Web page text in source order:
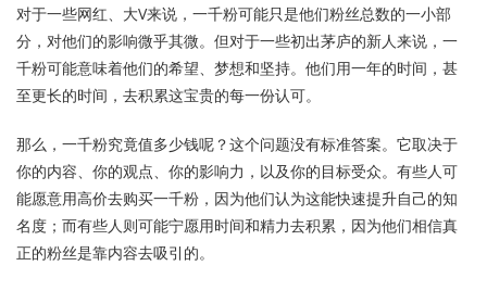
对于一些网红、大V来说，一千粉可能只是他们粉丝总数的一小部
分，对他们的影响微乎其微。但对于一些初出茅庐的新人来说，一
千粉可能意味着他们的希望、梦想和坚持。他们用一年的时间，甚
至更长的时间，去积累这宝贵的每一份认可。
那么，一千粉究竟值多少钱呢？这个问题没有标准答案。它取决于
你的内容、你的观点、你的影响力，以及你的目标受众。有些人可
能愿意用高价去购买一千粉，因为他们认为这能快速提升自己的知
名度；而有些人则可能宁愿用时间和精力去积累，因为他们相信真
正的粉丝是靠内容去吸引的。